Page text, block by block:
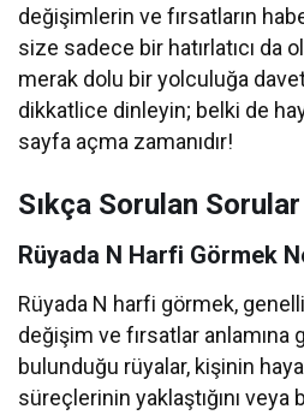
değişimlerin ve fırsatların
size sadece bir hatırlatıcı da
merak dolu bir yolculuğa davet
dikkatlice dinleyin; belki de
sayfa açma zamanıdır!
Sıkça Sorulan Sorular
Rüyada N Harfi Görmek
Rüyada N harfi görmek,
değişim ve fırsatlar anlamına
bulunduğu rüyalar, kişinin
süreçlerinin yaklaştığını veya